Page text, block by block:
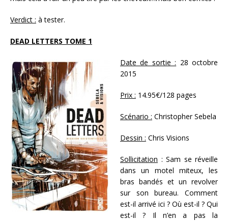
Verdict : à tester.
DEAD LETTERS TOME 1
Date de sortie : 28 octobre
2015
Prix : 14.95€/128 pages
Scénario : Christopher Sebela
Dessin : Chris Visions
Sollicitation : Sam se réveille
dans un motel miteux, les
bras bandés et un revolver
sur son bureau. Comment
est-il arrivé ici ? Où est-il ? Qui
est-il ? Il n’en a pas la